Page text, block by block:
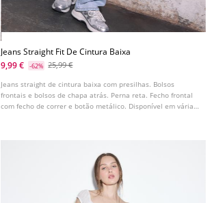
Jeans Straight Fit De Cintura Baixa
9,99 €
-62% 25,99 €
Jeans straight de cintura baixa com presilhas. Bolsos
frontais e bolsos de chapa atrás. Perna reta. Fecho frontal
com fecho de correr e botão metálico. Disponível em várias